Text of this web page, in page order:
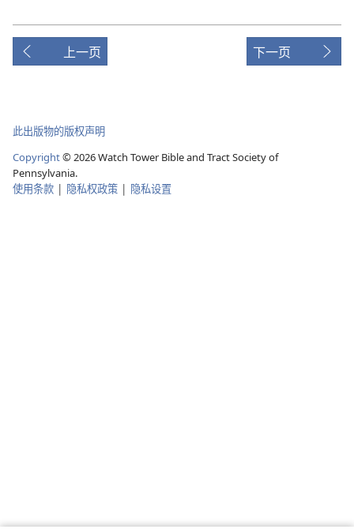
上一页 下一页
此出版物的版权声明
Copyright© 2026Watch Tower Bible and Tract Society of
Pennsylvania.
使用条款 | 隐私权政策 | 隐私设置